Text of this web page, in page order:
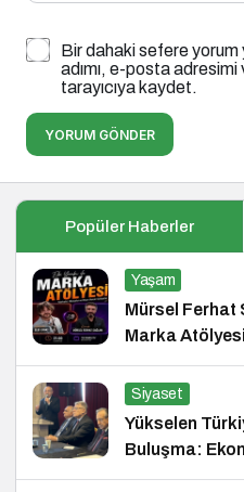
Bir dahaki sefere yorum
adımı, e-posta
tarayıcıya kaydet.
YORUM GÖNDER
Popüler Haberler
Yaşam
Mürsel Ferhat
Marka
Siyaset
Yükselen
Buluşma:
ve Hukuk